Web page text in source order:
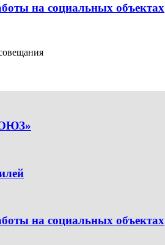
на социальных объектах
на социальных объектах